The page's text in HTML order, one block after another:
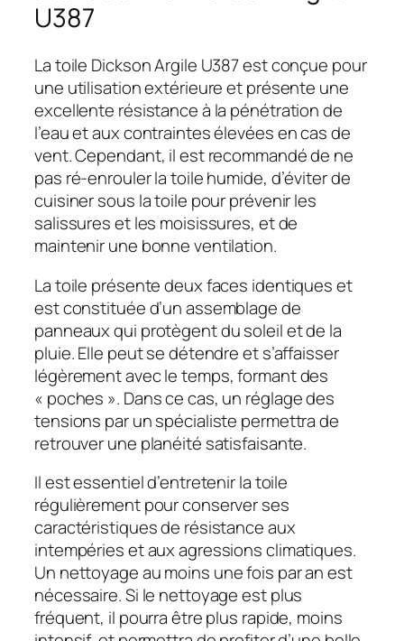
U387
La toile Dickson Argile U387 est conçue pour
une utilisation extérieure et présente une
excellente résistance à la pénétration de
l’eau et aux contraintes élevées en cas de
vent. Cependant, il est recommandé de ne
pas ré-enrouler la toile humide, d’éviter de
cuisiner sous la toile pour prévenir les
salissures et les moisissures, et de
maintenir une bonne ventilation.
La toile présente deux faces identiques et
est constituée d’un assemblage de
panneaux qui protègent du soleil et de la
pluie. Elle peut se détendre et s’affaisser
légèrement avec le temps, formant des
« poches ». Dans ce cas, un réglage des
tensions par un spécialiste permettra de
retrouver une planéité satisfaisante.
Il est essentiel d’entretenir la toile
régulièrement pour conserver ses
caractéristiques de résistance aux
intempéries et aux agressions climatiques.
Un nettoyage au moins une fois par an est
nécessaire. Si le nettoyage est plus
fréquent, il pourra être plus rapide, moins